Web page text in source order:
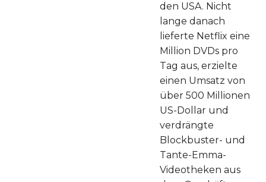
den USA. Nicht
lange danach
lieferte Netflix eine
Million DVDs pro
Tag aus, erzielte
einen Umsatz von
über 500 Millionen
US-Dollar und
verdrängte
Blockbuster- und
Tante-Emma-
Videotheken aus